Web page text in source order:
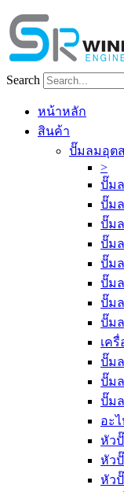
Skip
to
content
Search
หน้าหลัก
สินค้า
ปั๊มลมอุตส
>
ปั๊ม
ปั๊มล
ปั๊ม
ปั๊ม
ปั๊ม
ปั๊ม
ปั๊มล
ปั๊มล
เค
ปั๊มล
ปั๊ม
ปั๊มล
อะ
หัว
หัวปั๊
หัว